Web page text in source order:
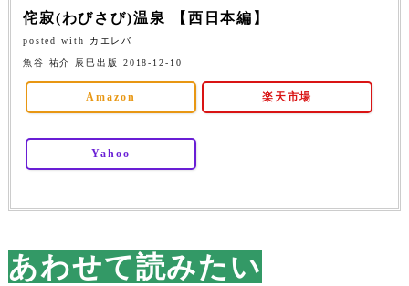
侘寂(わびさび)温泉 【西日本編】
posted with カエレバ
魚谷 祐介 辰巳出版 2018-12-10
Amazon 楽天市場
Yahoo
あわせて読みたい